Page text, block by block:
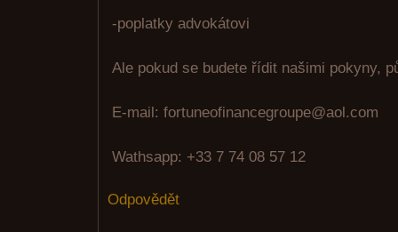
-poplatky advokátovi
Ale pokud se budete řídit našimi pokyny,
E-mail: fortuneofinancegroupe@aol.com
Wathsapp: +33 7 74 08 57 12
Odpovědět